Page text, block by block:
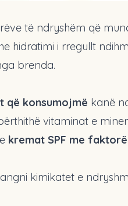
të ndryshëm që
hidratimi i rregullt
brenda.
që konsumojmë kanë
vitaminat e
kremat SPF me
kimikatet e